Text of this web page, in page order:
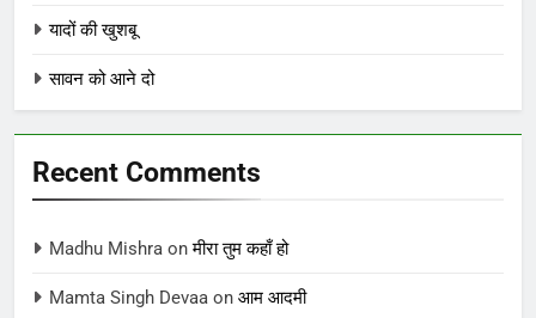
यादों की खुशबू
सावन को आने दो
Recent Comments
Madhu Mishra onमीरा तुम कहाँ हो
Mamta Singh Devaa on आम आदमी